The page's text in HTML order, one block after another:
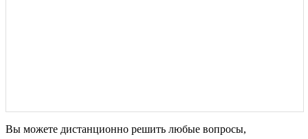
Вы можете дистанционно решить любые вопросы,